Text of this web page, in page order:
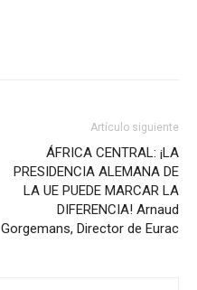
Artículo siguiente
ÁFRICA CENTRAL: ¡LA
PRESIDENCIA ALEMANA DE
LA UE PUEDE MARCAR LA
DIFERENCIA! Arnaud
Gorgemans, Director de Eurac